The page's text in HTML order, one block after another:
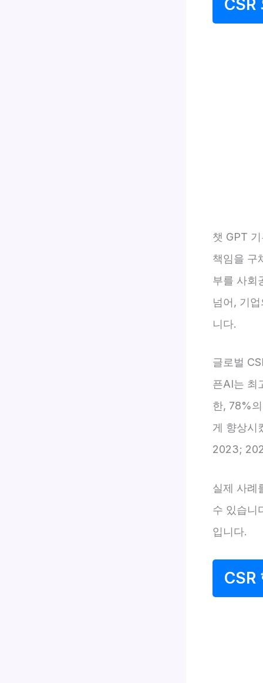
CSR
챗 GPT
책임을 구
부를 사회
넘어, 기
니다.
글로벌
픈AI는 최
한, 78%
게 향상시
2023;
실제 사례
수 있습니
입니다.
CSR